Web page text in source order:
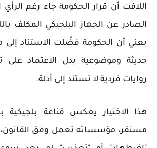
اللافت أن قرار الحكومة جاء رغم
الصادر عن الجهاز البلجيكي المكلف
يعني أن الحكومة فضّلت الاستناد إلى
حديثة وموضوعيةبدل الاعتماد على
روايات فردية لا تستند إلى أدلة.
هذا الاختيار يعكس قناعة بلجيكية
مستقر، مؤسساته تعمل وفق